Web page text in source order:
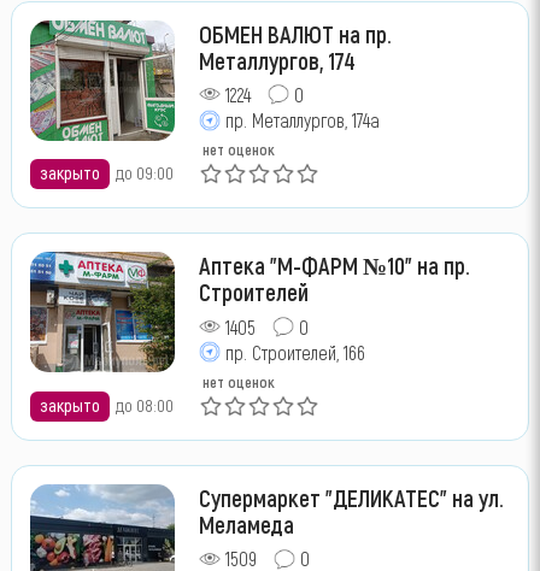
закрыто до 09:00
ОБМЕН ВАЛЮТ на пр.
Металлургов, 174
1224
0
пр. Металлургов, 174а
нет оценок
закрыто до 08:00
Аптека "М-ФАРМ №10" на пр.
Строителей
1405
0
пр. Строителей, 166
нет оценок
Супермаркет "ДЕЛИКАТЕС" на ул.
Меламеда
1509
0